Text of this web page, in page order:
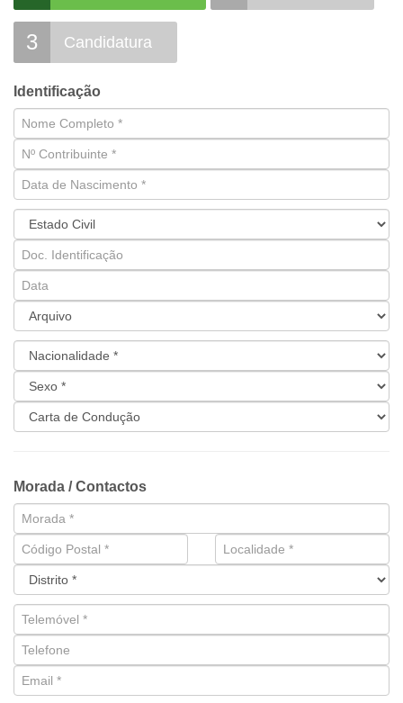
3 Candidatura
Identificação
Morada / Contactos